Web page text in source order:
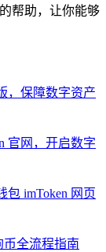
帮助，让你能够
，保障数字资产
官网，开启数字
包 imToken 网页
币全流程指南